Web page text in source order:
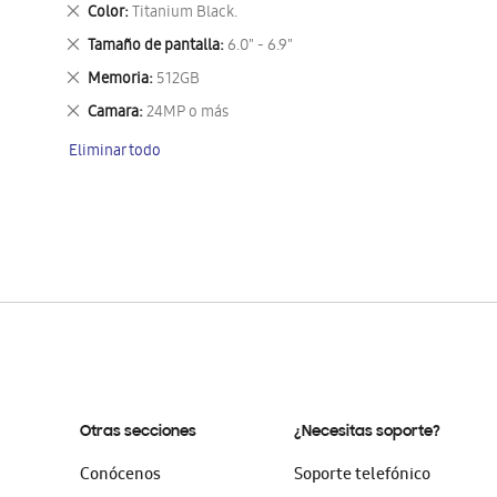
artículo
Color Titanium Black.
Eliminar
este
artículo
Tamaño de pantalla 6.0" - 6.9"
Eliminar
este
artículo
Memoria 512GB
Eliminar
este
artículo
Camara 24MP o más
Eliminar
artículo
Eliminar todo
Otras secciones
Conócenos
¿Necesitas soporte?
Soporte telefónico